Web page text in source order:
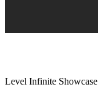
Level Infinite Showcase